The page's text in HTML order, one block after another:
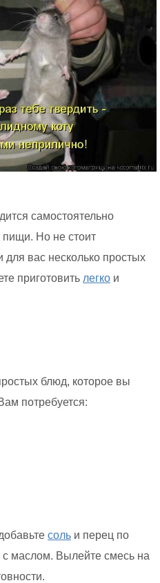
самостоятельно
пищи. Но не стоит
вас несколько простых
приготовить легко и
блюд, которое вы
потребуется:
соль и перец по
с маслом. Вылейте смесь на